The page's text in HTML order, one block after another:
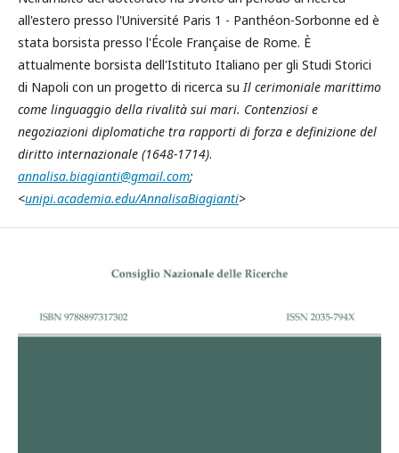
all'estero presso l'Université Paris 1 - Panthéon-Sorbonne ed è
stata borsista presso l'École Française de Rome. È
attualmente borsista dell'Istituto Italiano per gli Studi Storici
di Napoli con un progetto di ricerca suIl cerimoniale marittimo
come linguaggio della rivalità sui mari. Contenziosi e
negoziazioni diplomatiche tra rapporti di forza e definizione del
diritto internazionale (1648-1714).
annalisa.biagianti@gmail.com;
<unipi.academia.edu/AnnalisaBiagianti>